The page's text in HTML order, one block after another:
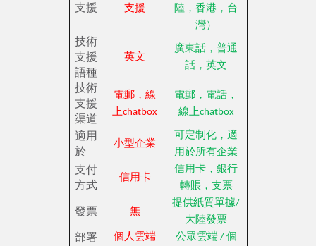
支援
支援
陸，香港，台
灣）
技術
支援
語種
英文
廣東話，普通
話，英文
技術
支援
渠道
電郵，線
上chatbox
電郵，電話，
線上chatbox
適用
於
小型企業
可定制化，適
用於所有企業
支付
方式
信用卡
信用卡，銀行
轉賬，支票
發票 無
提供紙質單據/
大陸發票
部署
個人雲端
公眾雲端 / 個